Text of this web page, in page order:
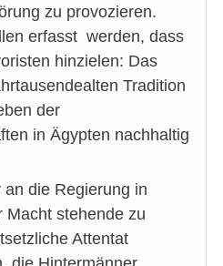
zu provozieren.
erfasst werden, dass
hinzielen: Das
Tradition
der
in Ägypten nachhaltig
die Regierung in
Macht stehende zu
Attentat